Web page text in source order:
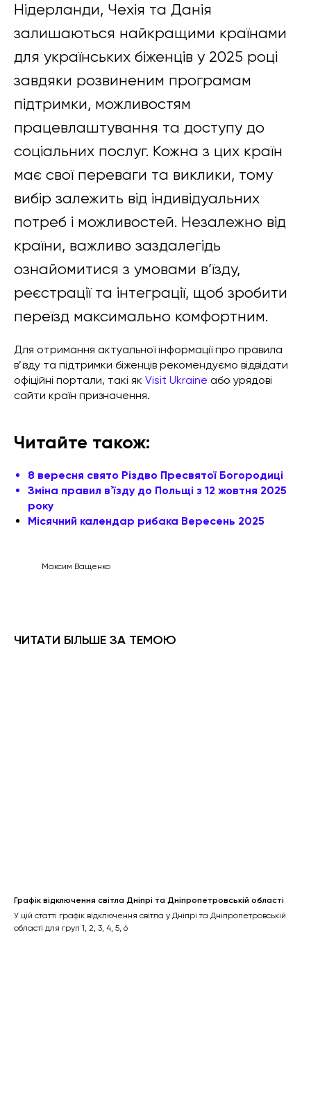
Нідерланди, Чехія та Данія
залишаються найкращими країнами
для українських біженців у 2025 році
завдяки розвиненим програмам
підтримки, можливостям
працевлаштування та доступу до
соціальних послуг. Кожна з цих країн
має свої переваги та виклики, тому
вибір залежить від індивідуальних
потреб і можливостей. Незалежно від
країни, важливо заздалегідь
ознайомитися з умовами в’їзду,
реєстрації та інтеграції, щоб зробити
переїзд максимально комфортним.
Для отримання актуальної інформації про правила
в’їзду та підтримки біженців рекомендуємо відвідати
офіційні портали, такі як Visit Ukraine або урядові
сайти країн призначення.
Читайте також:
8 вересня свято Різдво Пресвятої Богородиці
Зміна правил вʼїзду до Польщі з 12 жовтня 2025
року
Місячний календар рибака Вересень 2025
Максим Ващенко
ЧИТАТИ БІЛЬШЕ ЗА ТЕМОЮ
Графік відключення світла Дніпрі та Дніпропетровській області
У цій статті графік відключення світла у Дніпрі та Дніпропетровській
області для груп 1, 2, 3, 4, 5, 6